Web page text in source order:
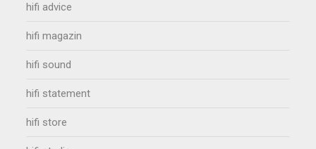
hifi advice
hifi magazin
hifi sound
hifi statement
hifi store